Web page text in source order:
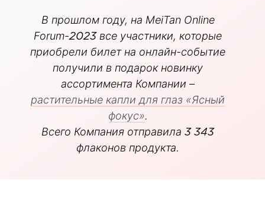
В прошлом году, на MeiTan Online
Forum-2023 все участники, которые
приобрели билет на онлайн-событие
получили в подарок новинку
ассортимента Компании –
растительные капли для глаз «Ясный
фокус».
Всего Компания отправила 3 343
флаконов продукта.